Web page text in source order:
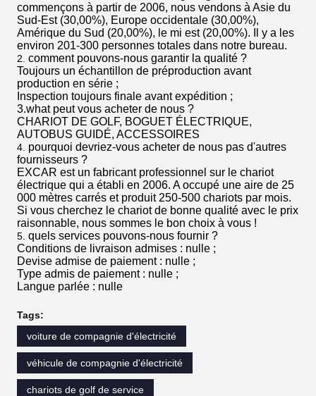
commençons à partir de 2006, nous vendons à Asie du
Sud-Est (30,00%), Europe occidentale (30,00%),
Amérique du Sud (20,00%), le mi est (20,00%). Il y a les
environ 201-300 personnes totales dans notre bureau.
2. comment pouvons-nous garantir la qualité ?
Toujours un échantillon de préproduction avant
production en série ;
Inspection toujours finale avant expédition ;
3.what peut vous acheter de nous ?
CHARIOT DE GOLF, BOGUET ÉLECTRIQUE,
AUTOBUS GUIDÉ, ACCESSOIRES
4. pourquoi devriez-vous acheter de nous pas d'autres
fournisseurs ?
EXCAR est un fabricant professionnel sur le chariot
électrique qui a établi en 2006. A occupé une aire de 25
000 mètres carrés et produit 250-500 chariots par mois.
Si vous cherchez le chariot de bonne qualité avec le prix
raisonnable, nous sommes le bon choix à vous !
5. quels services pouvons-nous fournir ?
Conditions de livraison admises : nulle ;
Devise admise de paiement : nulle ;
Type admis de paiement : nulle ;
Langue parlée : nulle
Tags:
voiture de compagnie d'électricité
véhicule de compagnie d'électricité
chariots de golf de service